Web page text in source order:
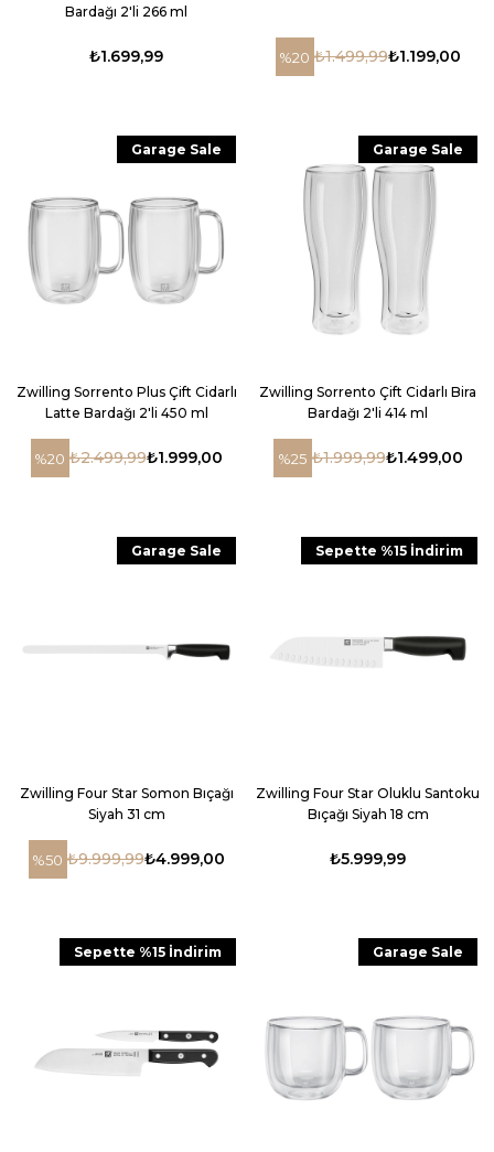
Bardağı 2'li 266 ml
₺1.699,99 ₺1.199,00
₺1.499,99
%20
Zwilling Sorrento Plus Çift Cidarlı
Latte Bardağı 2'li 450 ml
₺1.999,00
₺2.499,99
%20
Garage Sale
Zwilling Sorrento Çift Cidarlı Bira
Bardağı 2'li 414 ml
₺1.499,00
₺1.999,99
%25
Garage Sale
Zwilling Four Star Somon Bıçağı
Siyah 31 cm
₺4.999,00
₺9.999,99
%50
Garage Sale
Zwilling Four Star Oluklu Santoku
Bıçağı Siyah 18 cm
₺5.999,99
Sepette %15 İndirim
Sepette %15 İndirim Garage Sale